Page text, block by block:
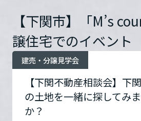
住まいの売却
これから住まいをご
多彩な動画やこだわりが詰まった建築実
まいづくりを楽しく学べるデジタルラウン
ホームラウンジ 新築・戸建て
ームの具体策とアイデアを豊富にご用意
ホームラウンジ リフォーム
すべてのフィールドに新しい価値をデザ
のまちづくりを実現していきます。
ミサワゼネラルソリューション
ミサワホームオーナーさま・リフォーム
ームを結ぶコミュニケーションサイト。
ツや、ミサワホームからの大切なお知ら
ミサワオーナーズクラブ
新卒者採用
中途採用
障がい者採用
ウエルネス事業
【下関市】「M’s
譲住宅でのイベント
【下関不動産相談会】下
の土地を一緒に探してみ
か？
建売・分譲見学会
栃木県
群馬県
開催場所
M's court新
開催します
お問い合
わせ
電話：0120-
開催場所
【M's court
大字延行字
お問い合
わせ
電話：0120-